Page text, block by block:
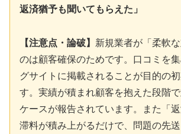
返済猶予も聞いてもらえた」
【注意点・論破】 新規業者が「柔軟
のは顧客確保のためです。口コミを
グサイトに掲載されることが目的の
す。実績が積まれ顧客を抱えた段階
ケースが報告されています。また「
滞料が積み上がるだけで、問題の先